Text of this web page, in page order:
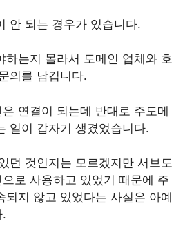
안 되는 경우가 있습니다.
하는지 몰라서 도메인 업체와 호
의를 남깁니다.
연결이 되는데 반대로 주도메
일이 갑자기 생겼었습니다.
던 것인지는 모르겠지만 서브도
로 사용하고 있었기 때문에 주
되지 않고 있었다는 사실은 아예
.